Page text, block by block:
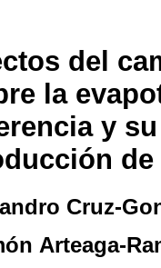
del
la
y
de
Cruz-
Arteaga-